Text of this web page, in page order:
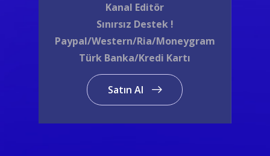
Kanal Editör
Sınırsız Destek !
Paypal/Western/Ria/Moneygram
Türk Banka/Kredi Kartı
Satın Al